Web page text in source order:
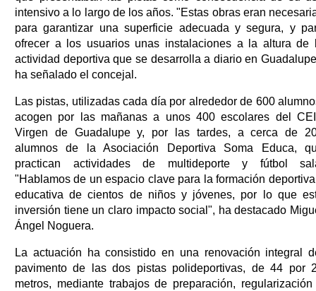
intensivo a lo largo de los años. "Estas obras eran
para garantizar una superficie adecuada y segura, y
ofrecer a los usuarios unas instalaciones a la altura de
actividad deportiva que se desarrolla a diario en
ha señalado el concejal.
Las pistas, utilizadas cada día por alrededor de 600
acogen por las mañanas a unos 400 escolares del
Virgen de Guadalupe y, por las tardes, a cerca de
alumnos de la Asociación Deportiva Soma Educa,
practican actividades de multideporte y fútbol
"Hablamos de un espacio clave para la formación
educativa de cientos de niños y jóvenes, por lo que
inversión tiene un claro impacto social", ha destacado
Ángel Noguera.
La actuación ha consistido en una renovación integral
pavimento de las dos pistas polideportivas, de 44 por
metros, mediante trabajos de preparación,